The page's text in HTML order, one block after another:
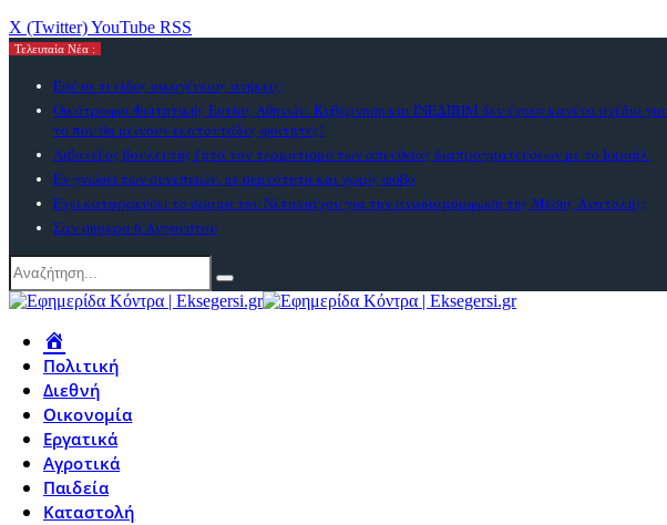
X (Twitter)YouTube RSS
Τελευταία Νέα :
Εσύ σε τι είδος οικογένειας ανήκεις;
Οικότροφοι Φοιτητικής Εστίας Αθηνών: Κυβέρνηση και ΙΝΕΔΙΒΙΜ δεν έχουν κανένα σχέδιο για
το που θα μείνουν εκατοντάδες φοιτητές!
Λιβανέζος βουλευτής ζητά τον τερματισμό των απευθείας διαπραγματεύσεων με το Ισραήλ
Εν γνώσει των συνεπειών, με σεμνότητα και χωρίς φόβο
Εχει καταρρεύσει το όραμα του Νετανιάχου για την αναδιαμόρφωση της Μέσης Ανατολής;
Σαν σήμερα 6 Αυγούστου
Πολιτική
Διεθνή
Οικονομία
Εργατικά
Αγροτικά
Παιδεία
Καταστολή